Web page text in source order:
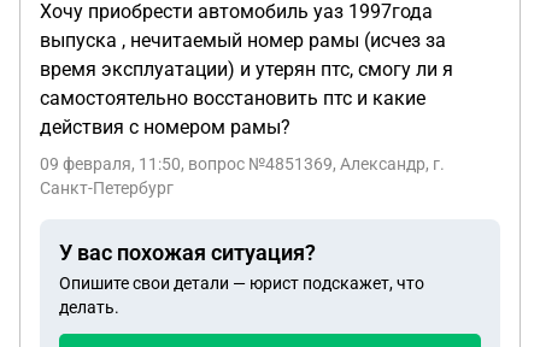
Хочу приобрести автомобиль уаз 1997года
выпуска , нечитаемый номер рамы (исчез за
время эксплуатации) и утерян птс, смогу ли я
самостоятельно восстановить птс и какие
действия с номером рамы?
09 февраля, 11:50, вопрос №4851369, Александр, г.
Санкт-Петербург
У вас похожая ситуация?
Опишите свои детали — юрист подскажет, что
делать.